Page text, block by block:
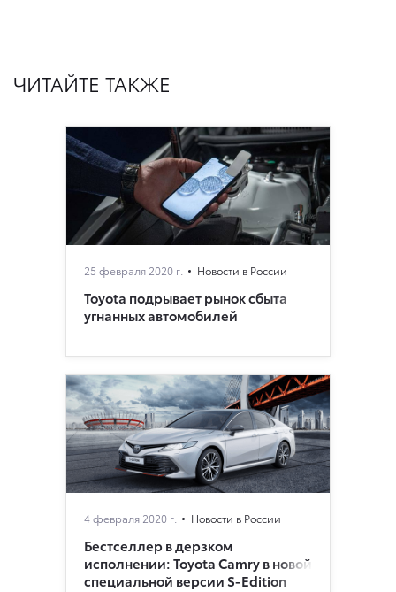
ЧИТАЙТЕ ТАКЖЕ
25 февраля 2020 г. Новости в России
Toyota подрывает рынок сбыта
угнанных автомобилей
4 февраля 2020 г. Новости в России
Бестселлер в дерзком
исполнении: Toyota Camry в новой
специальной версии S-Edition